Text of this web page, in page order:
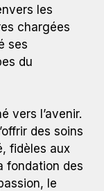
les
chargées
ses
du
vers l’avenir.
des soins
fidèles aux
fondation des
le